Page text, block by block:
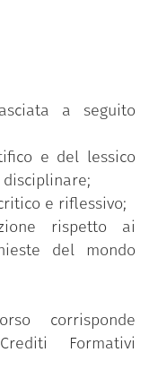
mesi.
a seguito
e del lessico
e riflessivo;
rispetto ai
del mondo
corrisponde
Formativi